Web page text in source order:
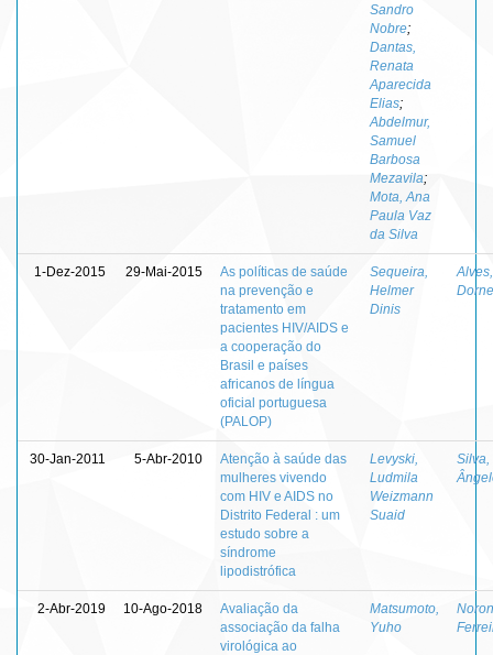
Sandro
Nobre;
Dantas,
Renata
Aparecida
Elias;
Abdelmur,
Samuel
Barbosa
Mezavila;
Mota, Ana
Paula Vaz
da Silva
1-Dez-2015 29-Mai-2015
As políticas de saúde
na prevenção e
tratamento em
pacientes HIV/AIDS e
a cooperação do
Brasil e países
africanos de língua
oficial portuguesa
(PALOP)
Sequeira,
Helmer
Dinis
30-Jan-2011 5-Abr-2010
Atenção à saúde das
mulheres vivendo
com HIV e AIDS no
Distrito Federal : um
estudo sobre a
síndrome
lipodistrófica
Levyski,
Ludmila
Weizmann
Suaid
Silva,
2-Abr-2019 10-Ago-2018
Avaliação da
associação da falha
virológica ao
Matsumoto,
Yuho